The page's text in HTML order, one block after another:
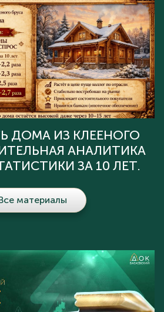
ДОМА ИЗ КЛЕЕНОГО
АНАЛИТИКА
ЗА 10 ЛЕТ.
материалы